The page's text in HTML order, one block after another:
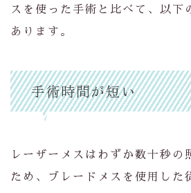
スを使った手術と比べて、以下
あります。
手術時間が短い
レーザーメスはわずか数十秒の
ため、ブレードメスを使用した